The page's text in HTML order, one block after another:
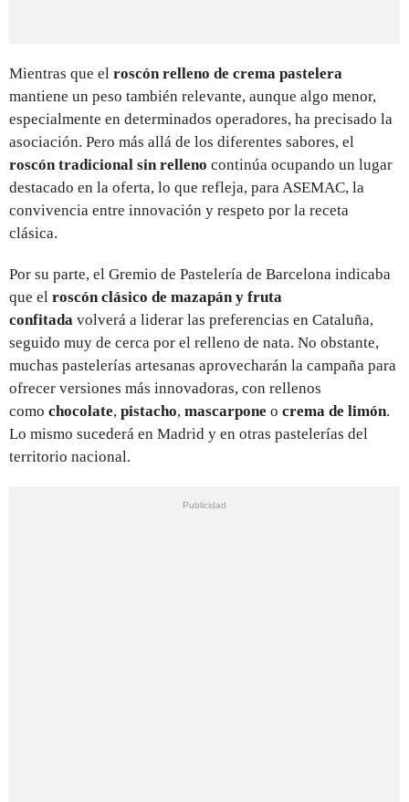
Mientras que el roscón relleno de crema pastelera
mantiene un peso también relevante, aunque algo menor,
especialmente en determinados operadores, ha precisado la
asociación. Pero más allá de los diferentes sabores, el
roscón tradicional sin relleno continúa ocupando un lugar
destacado en la oferta, lo que refleja, para ASEMAC, la
convivencia entre innovación y respeto por la receta
clásica.
Por su parte, el Gremio de Pastelería de Barcelona indicaba
que el roscón clásico de mazapán y fruta
confitada volverá a liderar las preferencias en Cataluña,
seguido muy de cerca por el relleno de nata. No obstante,
muchas pastelerías artesanas aprovecharán la campaña para
ofrecer versiones más innovadoras, con rellenos
como chocolate, pistacho, mascarpone o crema de limón.
Lo mismo sucederá en Madrid y en otras pastelerías del
territorio nacional.